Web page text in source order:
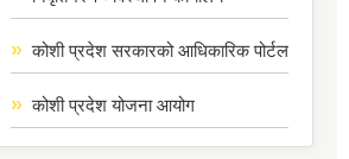
कोशी प्रदेश सरकारको आधिकारिक पोर्टल
कोशी प्रदेश योजना आयोग